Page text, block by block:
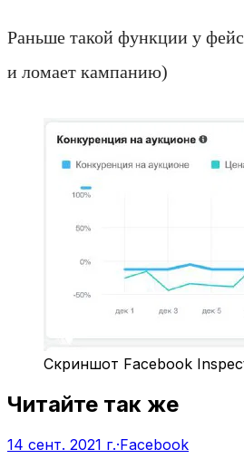
Раньше такой функции у
и ломает кампанию)
Скриншот Facebook
Читайте так же
14 сент. 2021 г.·Facebook